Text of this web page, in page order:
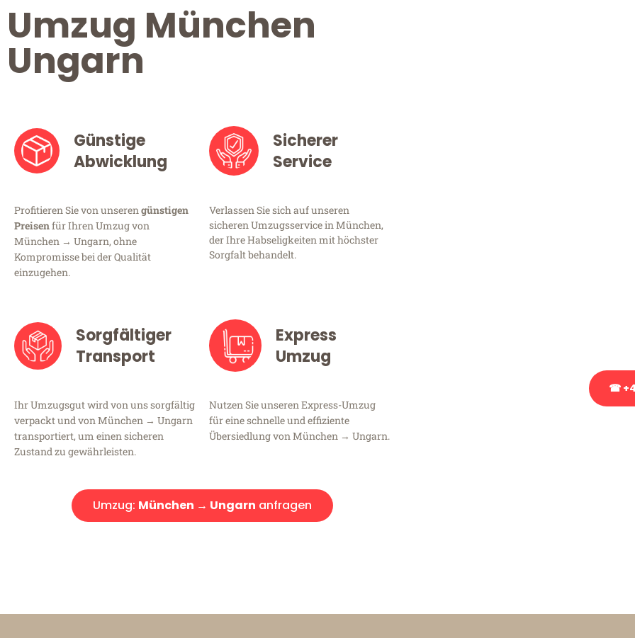
Umzug München
Ungarn
Günstige
Abwicklung
Profitieren Sie von unserengünstigen
Preisenfür Ihren Umzug von
München → Ungarn, ohne
Kompromisse bei der Qualität
einzugehen.
Sicherer
Service
Verlassen Sie sich auf unseren
sicheren Umzugsservice in München,
der Ihre Habseligkeiten mit höchster
Sorgfalt behandelt.
Sorgfältiger
Transport
Ihr Umzugsgut wird von uns sorgfältig
verpackt und von München → Ungarn
transportiert, um einen sicheren
Zustand zu gewährleisten.
Express
Umzug
Nutzen Sie unseren Express-Umzug
für eine schnelle und effiziente
Übersiedlung von München → Ungarn.
Umzug: München → Ungarn anfragen
☎